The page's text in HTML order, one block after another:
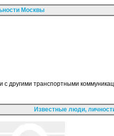
Москвы
с другими транспортными
Известные люди,